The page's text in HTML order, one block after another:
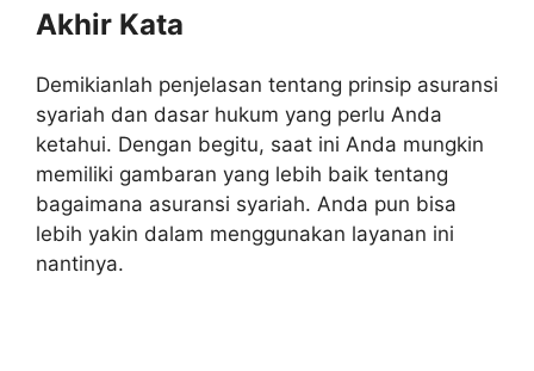
Akhir Kata
Demikianlah penjelasan tentang prinsip asuransi
syariah dan dasar hukum yang perlu Anda
ketahui. Dengan begitu, saat ini Anda mungkin
memiliki gambaran yang lebih baik tentang
bagaimana asuransi syariah. Anda pun bisa
lebih yakin dalam menggunakan layanan ini
nantinya.